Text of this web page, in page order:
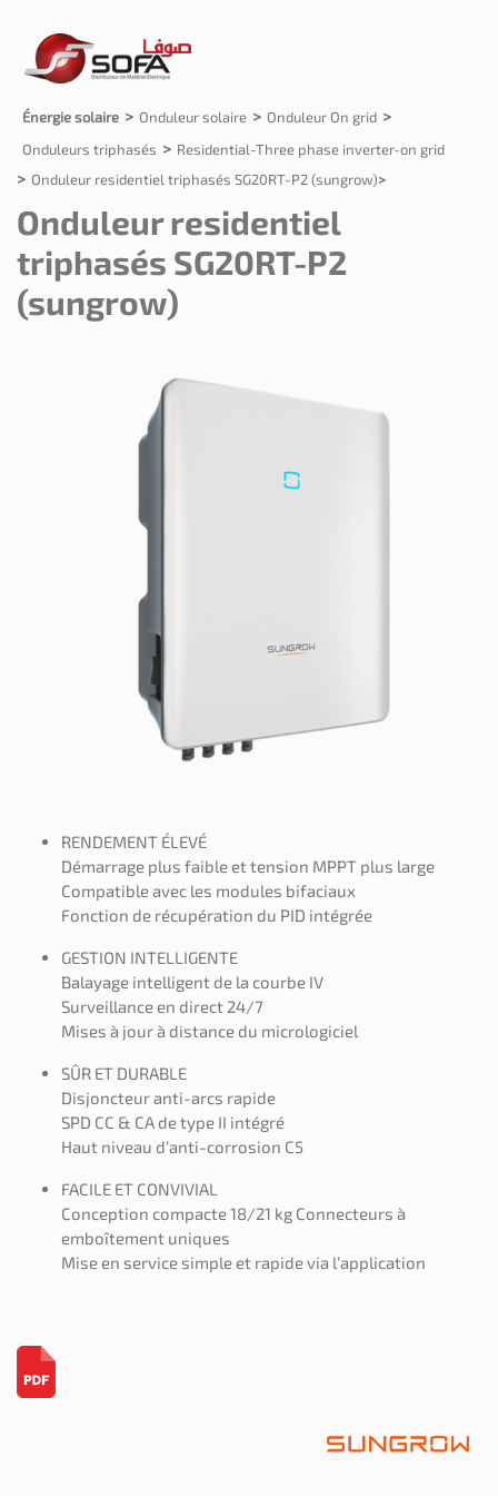
Énergie solaire Onduleur solaire
Onduleur On grid
Onduleurs triphasés
Residential-Three phase inverter-on grid
Onduleur residentiel triphasés SG20RT-P2 (sungrow)
Onduleur residentiel
triphasés SG20RT-P2
(sungrow)
RENDEMENT ÉLEVÉ
Démarrage plus faible et tension MPPT plus large
Compatible avec les modules bifaciaux
Fonction de récupération du PID intégrée
GESTION INTELLIGENTE
Balayage intelligent de la courbe IV
Surveillance en direct 24/7
Mises à jour à distance du micrologiciel
SÛR ET DURABLE
Disjoncteur anti-arcs rapide
SPD CC & CA de type II intégré
Haut niveau d’anti-corrosion C5
FACILE ET CONVIVIAL
Conception compacte 18/21 kg Connecteurs à
emboîtement uniques
Mise en service simple et rapide via l’application